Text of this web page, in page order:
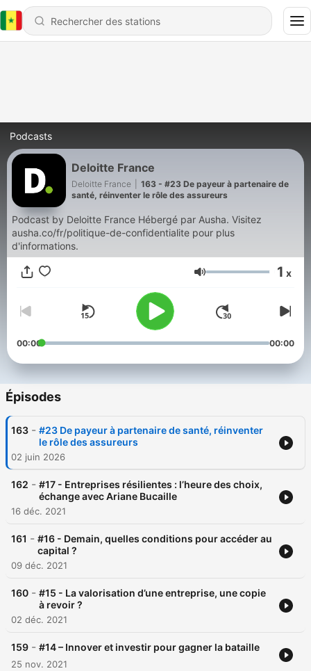
Podcasts
Deloitte France
Deloitte France
163 - #23 De payeur à partenaire de
santé, réinventer le rôle des assureurs
Podcast by Deloitte France Hébergé par Ausha. Visitez
ausha.co/fr/politique-de-confidentialite pour plus
d'informations.
Volume 1 x
00:00 00:00
Épisodes
163 - #23 De payeur à partenaire de santé, réinventer
le rôle des assureurs
02 juin 2026
162 - #17 - Entreprises résilientes : l’heure des choix,
échange avec Ariane Bucaille
16 déc. 2021
161 - #16 - Demain, quelles conditions pour accéder au
capital ?
09 déc. 2021
160 - #15 - La valorisation d’une entreprise, une copie
à revoir ?
02 déc. 2021
159 - #14 – Innover et investir pour gagner la bataille
25 nov. 2021